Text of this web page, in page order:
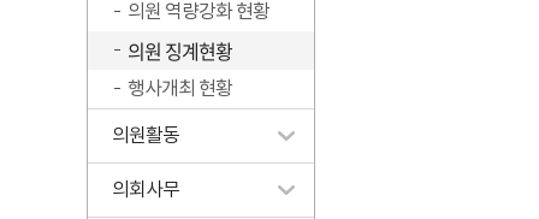
의원 역량강화 현황
의원 징계현황
행사개최 현황
의원활동
의회사무